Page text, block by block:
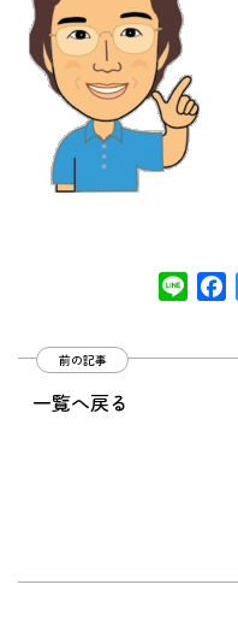
Line
前の記事
一覧へ戻る